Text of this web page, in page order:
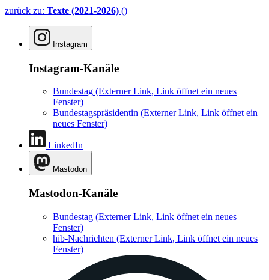
zurück zu: Texte (2021-2026) ()
Instagram
Instagram-Kanäle
Bundestag (Externer Link, Link öffnet ein neues
Fenster)
Bundestagspräsidentin (Externer Link, Link öffnet ein
neues Fenster)
LinkedIn
Mastodon
Mastodon-Kanäle
Bundestag (Externer Link, Link öffnet ein neues
Fenster)
hib-Nachrichten (Externer Link, Link öffnet ein neues
Fenster)